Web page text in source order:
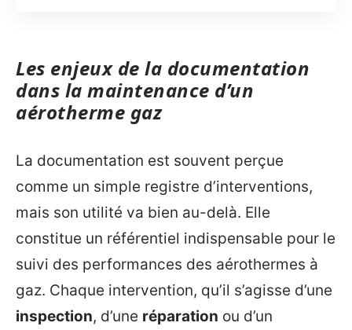
Les enjeux de la documentation
dans la maintenance d’un
aérotherme gaz
La documentation est souvent perçue
comme un simple registre d’interventions,
mais son utilité va bien au-delà. Elle
constitue un référentiel indispensable pour le
suivi des performances des aérothermes à
gaz. Chaque intervention, qu’il s’agisse d’une
inspection, d’une réparation ou d’un